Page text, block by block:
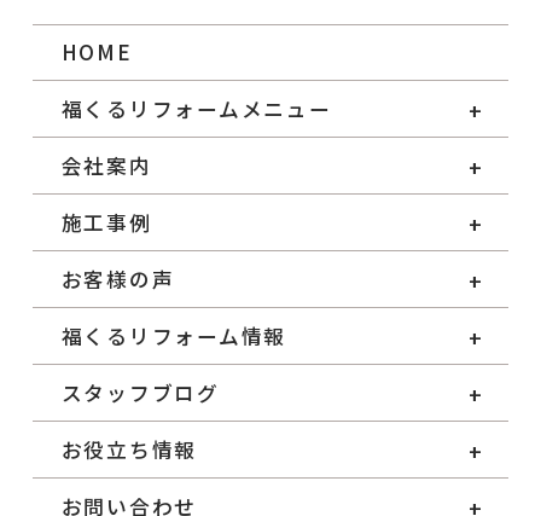
HOME
福くるリフォームメニュー
会社案内
施工事例
お客様の声
福くるリフォーム情報
スタッフブログ
お役立ち情報
お問い合わせ